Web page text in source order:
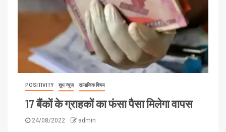
POSITIVITY शुभ न्यूज़ सामाजिक विषय
17 बैंकों के ग्राहकों का फंसा पैसा मिलेगा वापस
24/08/2022 admin